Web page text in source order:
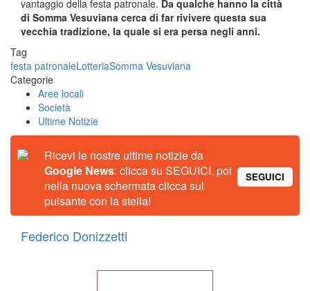
vantaggio della festa patronale. Da qualche hanno la città
di Somma Vesuviana cerca di far rivivere questa sua
vecchia tradizione, la quale si era persa negli anni.
Tag
festa patronaleLotteriaSomma Vesuviana
Categorie
Aree locali
Società
Ultime Notizie
Ricevi le nostre ultime notizie da
Google News: clicca su SEGUICI, poi
nella nuova schermata clicca sul
pulsante con la stella!
SEGUICI
Federico Donizzetti